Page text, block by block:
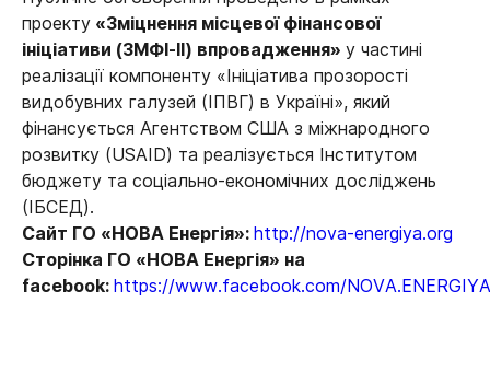
проекту «Зміцнення місцевої фінансової
ініціативи (ЗМФІ-ІІ) впровадження» у частині
реалізації компоненту «Ініціатива прозорості
видобувних галузей (ІПВГ) в Україні», який
фінансується Агентством США з міжнародного
розвитку (USAID) та реалізується Інститутом
бюджету та соціально-економічних досліджень
(ІБСЕД).
Сайт ГО «НОВА Енергія»: http://nova-energiya.org
Сторінка ГО «НОВА Енергія» на
facebook: https://www.facebook.com/